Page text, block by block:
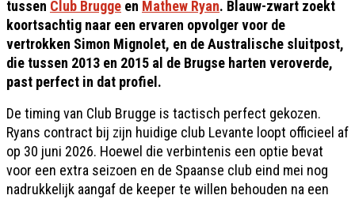
tussen Club Brugge en Mathew Ryan. Blauw-zwart zoekt
koortsachtig naar een ervaren opvolger voor de
vertrokken Simon Mignolet, en de Australische sluitpost,
die tussen 2013 en 2015 al de Brugse harten veroverde,
past perfect in dat profiel.
De timing van Club Brugge is tactisch perfect gekozen.
Ryans contract bij zijn huidige club Levante loopt officieel af
op 30 juni 2026. Hoewel die verbintenis een optie bevat
voor een extra seizoen en de Spaanse club eind mei nog
nadrukkelijk aangaf de keeper te willen behouden na een